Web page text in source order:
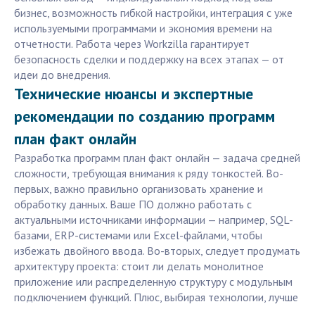
бизнес, возможность гибкой настройки, интеграция с уже
используемыми программами и экономия времени на
отчетности. Работа через Workzilla гарантирует
безопасность сделки и поддержку на всех этапах — от
идеи до внедрения.
Технические нюансы и экспертные
рекомендации по созданию программ
план факт онлайн
Разработка программ план факт онлайн — задача средней
сложности, требующая внимания к ряду тонкостей. Во-
первых, важно правильно организовать хранение и
обработку данных. Ваше ПО должно работать с
актуальными источниками информации — например, SQL-
базами, ERP-системами или Excel-файлами, чтобы
избежать двойного ввода. Во-вторых, следует продумать
архитектуру проекта: стоит ли делать монолитное
приложение или распределенную структуру с модульным
подключением функций. Плюс, выбирая технологии, лучше